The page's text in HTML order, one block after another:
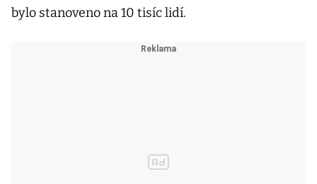
bylo stanoveno na 10 tisíc lidí.